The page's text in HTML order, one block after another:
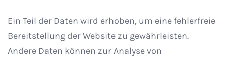
Ein Teil der Daten wird erhoben, um eine fehlerfreie
Bereitstellung der Website zu gewährleisten.
Andere Daten können zur Analyse von